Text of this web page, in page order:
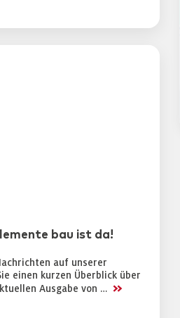
bau ist da!
auf unserer
einen kurzen Überblick über
Ausgabe von … >>